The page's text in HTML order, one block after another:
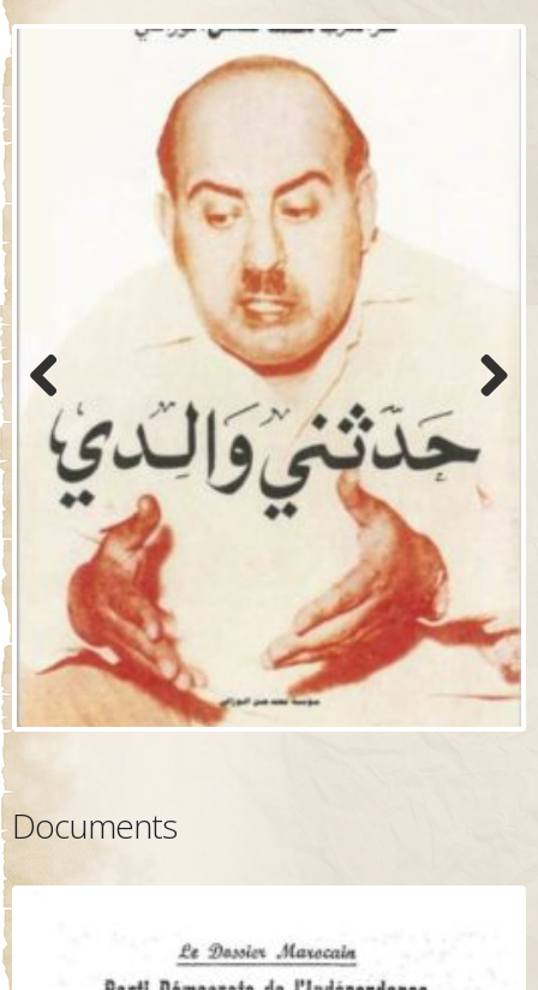
Previo
Documents